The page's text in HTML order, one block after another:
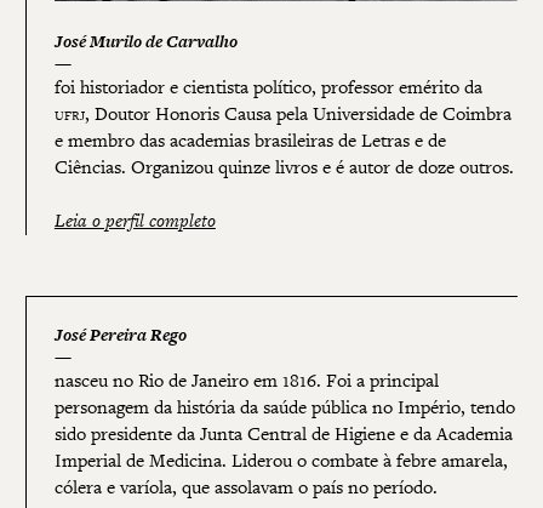
José Murilo de Carvalho
foi historiador e cientista político, professor emérito da
ufrj, Doutor Honoris Causa pela Universidade de Coimbra
e membro das academias brasileiras de Letras e de
Ciências. Organizou quinze livros e é autor de doze outros.
Leia o perfil completo
José Pereira Rego
nasceu no Rio de Janeiro em 1816. Foi a principal
personagem da história da saúde pública no Império, tendo
sido presidente da Junta Central de Higiene e da Academia
Imperial de Medicina. Liderou o combate à febre amarela,
cólera e varíola, que assolavam o país no período.